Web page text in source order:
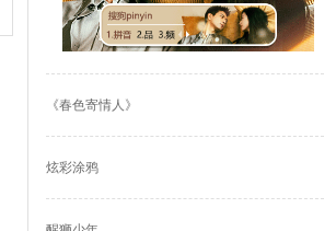
《春色寄情人》
炫彩涂鸦